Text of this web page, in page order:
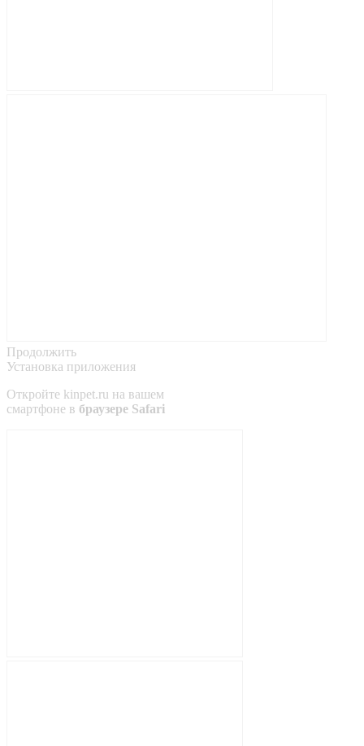
Продолжить
Установка приложения
Откройте kinpet.ru на вашем
смартфоне в браузере Safari